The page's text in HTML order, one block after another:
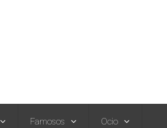
Famosos Ocio